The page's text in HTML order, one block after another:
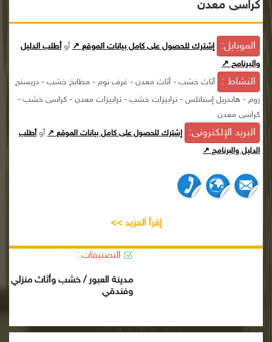
كراسى معدن
الموبايل: إشترك للحصول على كامل بيانات الموقع ↗ أوأطلب الدليل
والبرنامج ↗
النشاط :
أثاث خشب - أثاث معدن - غرف نوم - مطابخ خشب - دريسنج
روم - هاندريل إستانلس - ترابيزات خشب - ترابيزات معدن - كراسى خشب -
كراسى معدن
البريد الإلكترونى: إشترك للحصول على كامل بيانات الموقع ↗ أوأطلب
الدليل والبرنامج ↗
إقرأ المزيد >>
التصنيفات :
مدينة العبور / خشب وأثاث منزلي
وفندقي